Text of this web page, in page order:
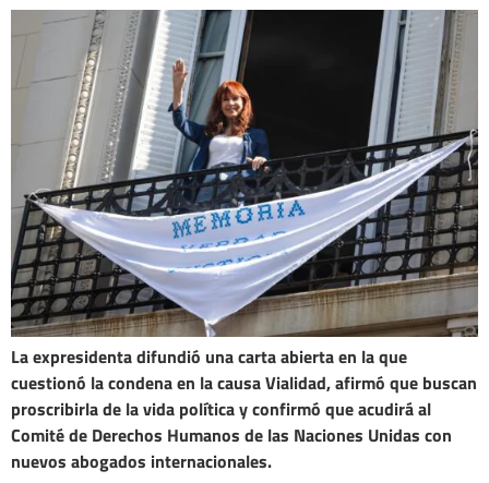
La expresidenta difundió una carta abierta en la que
cuestionó la condena en la causa Vialidad, afirmó que buscan
proscribirla de la vida política y confirmó que acudirá al
Comité de Derechos Humanos de las Naciones Unidas con
nuevos abogados internacionales.